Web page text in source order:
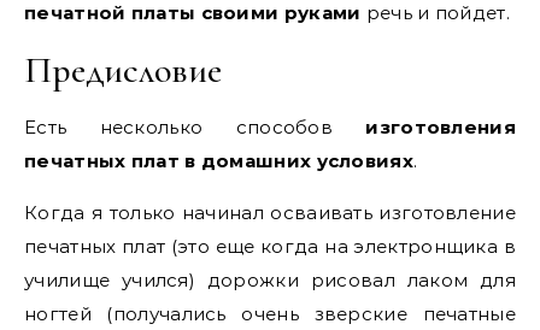
печатной платы своими руками речь и пойдет.
Предисловие
Есть несколько способов изготовления
печатных плат в домашних условиях.
Когда я только начинал осваивать изготовление
печатных плат (это еще когда на электронщика в
училище учился) дорожки рисовал лаком для
ногтей (получались очень зверские печатные